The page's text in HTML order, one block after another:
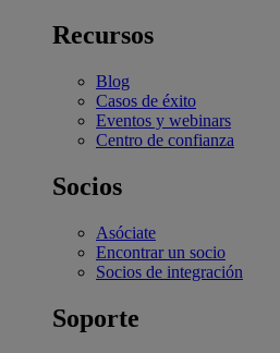
Recursos
Blog
Casos de éxito
Eventos y webinars
Centro de confianza
Socios
Asóciate
Encontrar un socio
Socios de integración
Soporte